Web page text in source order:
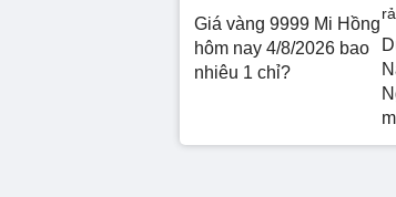
Giá vàng 9999 Mi Hồng
hôm nay 4/8/2026 bao
nhiêu 1 chỉ?